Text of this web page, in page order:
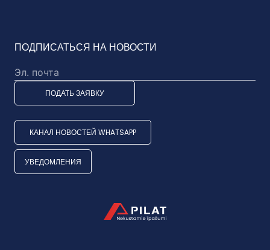
ПОДПИСАТЬСЯ НА НОВОСТИ
ПОДАТЬ ЗАЯВКУ
КАНАЛ НОВОСТЕЙ WHATSAPP
УВЕДОМЛЕНИЯ